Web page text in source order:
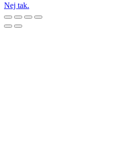
Nej tak.